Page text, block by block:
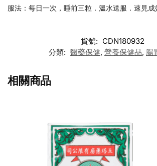
服法：每日一次，睡前三粒．溫水送服．速見成
貨號: CDN180932
分類: 醫藥保健, 營養保健品, 腸
相關商品